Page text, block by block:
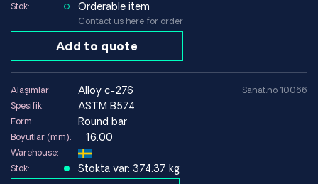
Stok:
Orderable item
Contact us here for order
Add to quote
Alaşımlar: alloy c-276
Spesifik: ASTM B574
Form: Round bar
Boyutlar (mm): 16.00
Warehouse:
Stok:
Stokta var: 374.37 kg
Sanat.no 10066